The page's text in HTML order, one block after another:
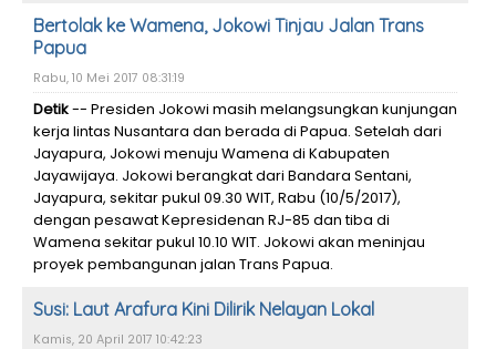
Bertolak ke Wamena, Jokowi Tinjau Jalan Trans
Papua
Rabu, 10 Mei 2017 08:31:19
Detik-- Presiden Jokowi masih melangsungkan kunjungan
kerja lintas Nusantara dan berada di Papua. Setelah dari
Jayapura, Jokowi menuju Wamena di Kabupaten
Jayawijaya. Jokowi berangkat dari Bandara Sentani,
Jayapura, sekitar pukul 09.30 WIT, Rabu (10/5/2017),
dengan pesawat Kepresidenan RJ-85 dan tiba di
Wamena sekitar pukul 10.10 WIT. Jokowi akan meninjau
proyek pembangunan jalan Trans Papua.
Susi: Laut Arafura Kini Dilirik Nelayan Lokal
Kamis, 20 April 2017 10:42:23